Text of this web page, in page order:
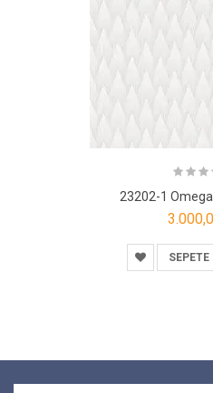
23202-1 Omega
SEPETE